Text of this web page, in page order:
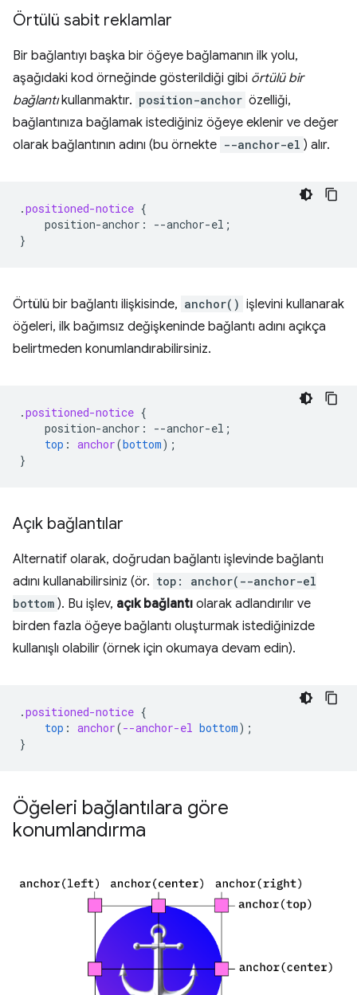
Örtülü sabit reklamlar
Bir bağlantıyı başka bir öğeye bağlamanın ilk yolu,
aşağıdaki kod örneğinde gösterildiği gibi örtülü bir
bağlantıkullanmaktır. position-anchor özelliği,
bağlantınıza bağlamak istediğiniz öğeye eklenir ve değer
olarak bağlantının adını (bu örnekte --anchor-el ) alır.
.positioned-notice {
position-anchor : --anchor-el ;
}
Örtülü bir bağlantı ilişkisinde, anchor() işlevini kullanarak
öğeleri, ilk bağımsız değişkeninde bağlantı adını açıkça
belirtmeden konumlandırabilirsiniz.
.positioned-notice {
position-anchor : --anchor-el ;
top : anchor(bottom);
}
Açık bağlantılar
Alternatif olarak, doğrudan bağlantı işlevinde bağlantı
adını kullanabilirsiniz (ör. top: anchor(--anchor-el
bottom ). Bu işlev, açık bağlantı olarak adlandırılır ve
birden fazla öğeye bağlantı oluşturmak istediğinizde
kullanışlı olabilir (örnek için okumaya devam edin).
.positioned-notice {
top : anchor(--anchor-el bottom);
}
Öğeleri bağlantılara göre
konumlandırma